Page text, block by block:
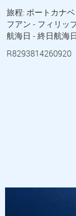
旅程: ポートカナ
フアン - フィリッ
航海日 - 終日航海
R8293814260920